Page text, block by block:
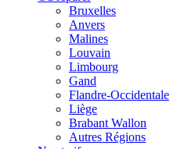
Bruxelles
Anvers
Malines
Louvain
Limbourg
Gand
Flandre-Occidentale
Liège
Brabant Wallon
Autres Régions